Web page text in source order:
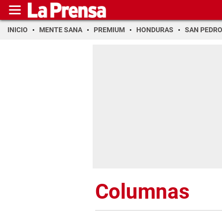
INICIO MENTE SANA PREMIUM HONDURAS SAN PEDRO
Columnas